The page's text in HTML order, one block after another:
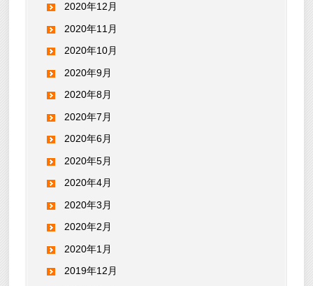
2020年12月
2020年11月
2020年10月
2020年9月
2020年8月
2020年7月
2020年6月
2020年5月
2020年4月
2020年3月
2020年2月
2020年1月
2019年12月